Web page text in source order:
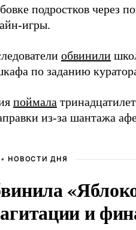
подростков через
игры.
обвинили
по заданию
поймала
из-за шантажа
НОВОСТИ ДНЯ
и